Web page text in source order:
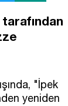
"İpek
yeniden